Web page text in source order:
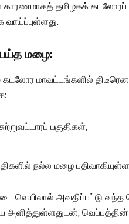
தமிழகக் கடலோரப்
வாய்ப்புள்ளது.
மழை:
கடலோர மாவட்டங்களில்
பகுதிகள்,
நல்ல மழை
வெயிலால் அவதிப்பட்டு வந்த
அளித்துள்ளதுடன்,